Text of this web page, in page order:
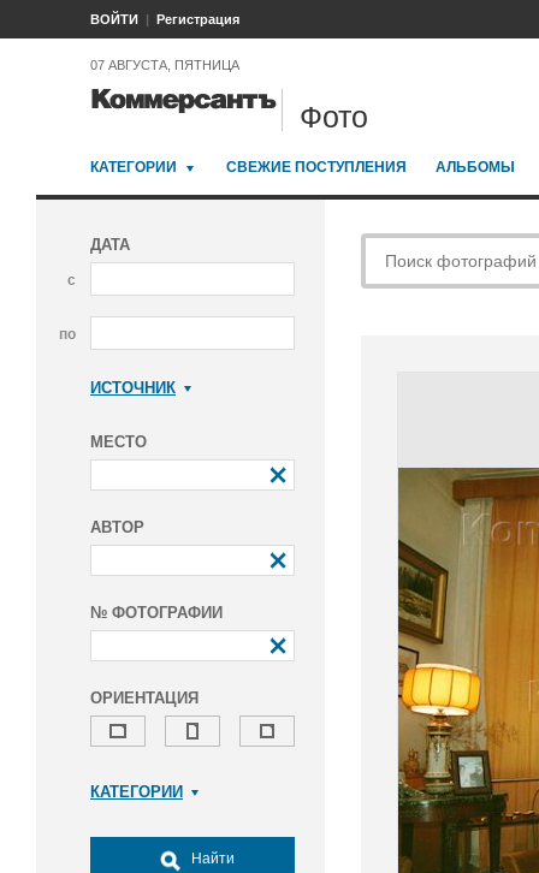
ВОЙТИ Регистрация
07 АВГУСТА, ПЯТНИЦА
Фото
КАТЕГОРИИ СВЕЖИЕ ПОСТУПЛЕНИЯ АЛЬБОМЫ
ДАТА
с
по
ИСТОЧНИК
МЕСТО
АВТОР
№ ФОТОГРАФИИ
ОРИЕНТАЦИЯ
КАТЕГОРИИ
Досуг, туризм и отдых
Найти